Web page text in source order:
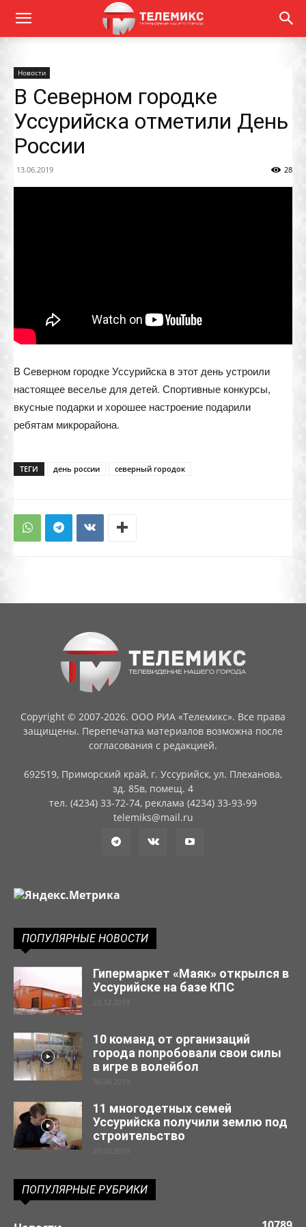
Новости
В Cеверном городке
Уссурийска отметили День
России
13.06.2019 28
В Cеверном городке Уссурийска в этот день устроили
настоящее веселье для детей. Спортивные конкурсы,
вкусные подарки и хорошее настроение подарили
ребятам микрорайона.
ТЕГИ день россии северный городок
Copyright © 2007-2026. ООО РИА «Телемикс». Все права
защищены. Перепечатка материалов возможна после
согласования с редакцией.
692519, Приморский край, г. Уссурийск, ул. Плеханова,
зд. 85в, помещ. 4
тел. (4234) 33-72-74, реклама (4234) 33-93-99
telemiks@mail.ru
ПОПУЛЯРНЫЕ НОВОСТИ
Гипермаркет «Маяк» открылся в
Уссурийске на базе КПС
23.12.2019
10 команд от организаций
города попробовали свои силы
в игре в волейбол
30.04.2019
11 многодетных семей
Уссурийска получили землю под
строительство
29.03.2019
ПОПУЛЯРНЫЕ РУБРИКИ